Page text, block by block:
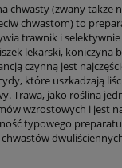
chwasty (zwany także
chwastom) to
trawnik i
lekarski, koniczyna
czynną jest
które uszkadzają
Trawa, jako roślina
wzrostowych i jest
typowego
chwastów